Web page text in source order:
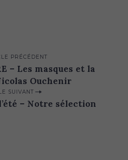
PRÉCÉDENT
– Les masques et la
Ouchenir
SUIVANT
– Notre sélection